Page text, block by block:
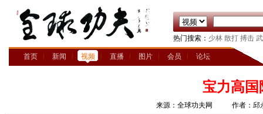
热门搜索： 少林 散打 搏击
首页 新闻 视频 直播 图片 会员 论坛
宝力高
来源：全球功夫网 作者：邱